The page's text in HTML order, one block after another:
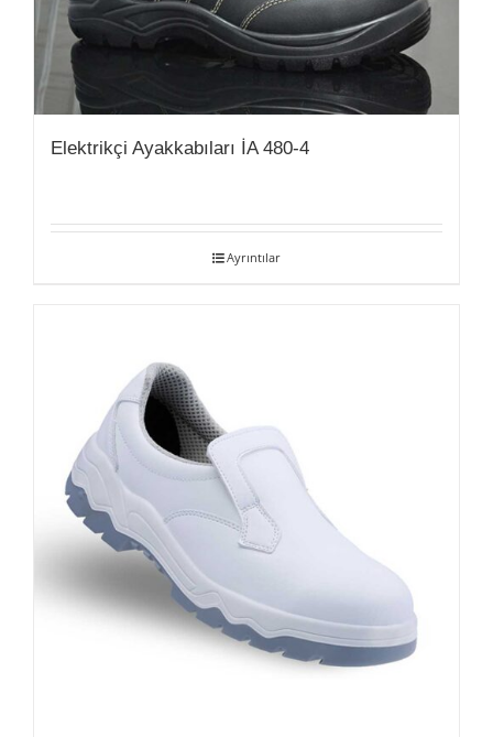
Elektrikçi Ayakkabıları İA 480-4
Ayrıntılar